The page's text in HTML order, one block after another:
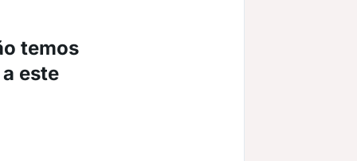
temos
este